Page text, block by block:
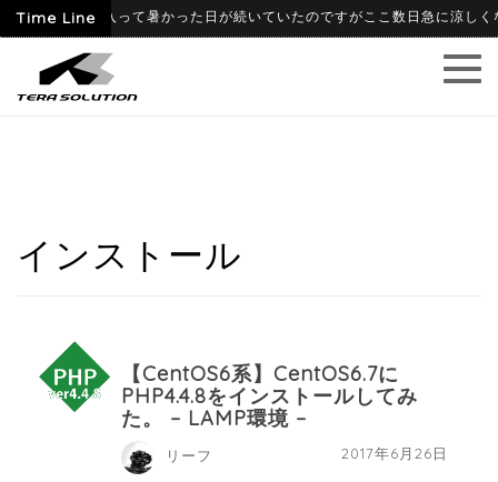
Time Line
06-09 6月に入って暑かった日が続いていたのですがここ数日急に涼しく
インストール
【CentOS6系】CentOS6.7に
PHP4.4.8をインストールしてみ
た。 – LAMP環境 –
2017年6月26日
リーフ